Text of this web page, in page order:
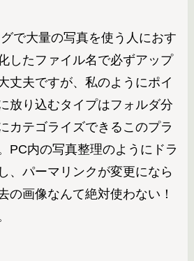
で大量の写真を使う人におす
したファイル名で必ずアップ
丈夫ですが、私のようにポイ
放り込むタイプはフォルダ分
カテゴライズできるこのプラ
PC内の写真整理のようにドラ
、パーマリンクが変更になら
の画像なんて絶対使わない！